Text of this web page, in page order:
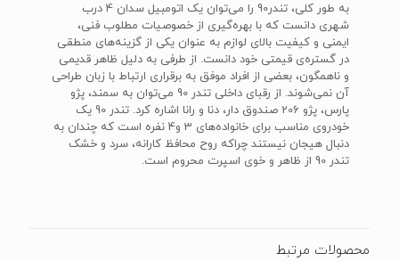
به‌ طور کلی، تندر90 را می‌توان یک اتومبیل سدان 4 درب
شهری دانست که با بهره‌گیری از خصوصیات مطلوب فنی،
ایمنی و کیفیت بالای لوازم به عنوان یکی از گزینه‌های منطقی
در گستره‌ی قیمتی خود دانست. از طرفی به دلیل ظاهر قدیمی
و ناهمگون، بعضی از افراد موفق به برقراری ارتباط با زبان طراحی
آن نمی‌شوند. از رقبای داخلی تندر 90 می‌توان به سمند، پژو
پارس، پژو 206 صندوق دار، دنا و رانا اشاره کرد. تندر 90 یک
خودروی مناسب برای خانواده‌های 3 و4 نفره است که چندان به
دنبال هیجان نیستند چراکه روح محافظ‌‌‌‌‌ کارانه‌، سرد و خشک
تندر 90 از ظاهر و خوی اسپرت محروم است.
محصولات مرتبط